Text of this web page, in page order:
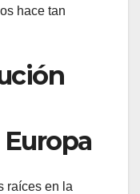
hace tan
raíces en la